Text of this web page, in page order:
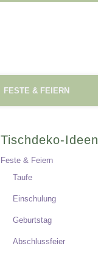
FESTE & FEIERN
Tischdeko-Ideen
Feste & Feiern
Taufe
Einschulung
Geburtstag
Abschlussfeier